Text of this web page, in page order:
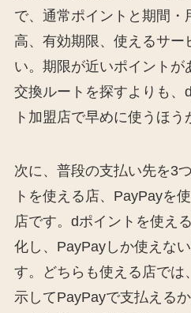
で、通常ポイントと期間・
高、有効期限、使えるサー
い。期限が近いポイント
交換ルートを探すよりも、
ト加盟店で早めに使うほう
次に、普段の支払い先を3
トを使える店、PayPayを
店です。dポイントを使え
化し、PayPayしか使えな
す。どちらも使える店では
示してPayPayで支払える